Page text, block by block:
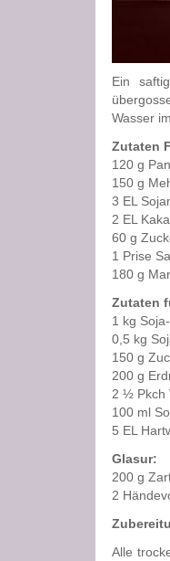
Ein
Wasser
Zutaten
120 g
150 g
3 EL
2 EL
60 g
1 Prise
180 g
Zutaten
1 kg
0,5 kg
150 g
200 g
2 ½ Pkch
100 ml
5 EL
Glasur:
200 g
2
Alle